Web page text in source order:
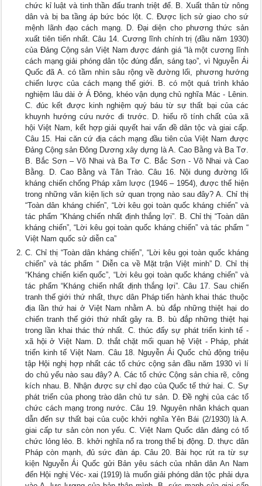
chức kỉ luật và tinh thần đấu tranh triệt để. B. Xuất thân từ nông
dân và bị ba tầng áp bức bóc lột. C. Được lịch sử giao cho sứ
mệnh lãnh đạo cách mạng. D. Đại diện cho phương thức sản
xuất tiên tiến nhất. Câu 14. Cương lĩnh chính trị (đầu năm 1930)
của Đảng Cộng sản Việt Nam được đánh giá “là một cương lĩnh
cách mạng giải phóng dân tộc đúng đắn, sáng tạo”, vì Nguyễn Ái
Quốc đã A. có tầm nhìn sâu rộng về đường lối, phương hướng
chiến lược của cách mạng thế giới. B. có một quá trình khảo
nghiệm lâu dài ở Á Đông, khéo vận dụng chủ nghĩa Mác - Lênin.
C. đúc kết được kinh nghiệm quý báu từ sự thất bại của các
khuynh hướng cứu nước đi trước. D. hiểu rõ tính chất của xã
hội Việt Nam, kết hợp giải quyết hai vấn đề dân tộc và giai cấp.
Câu 15. Hai căn cứ địa cách mạng đầu tiên của Việt Nam được
Đảng Cộng sản Đông Dương xây dựng là A. Cao Bằng và Ba Tơ.
B. Bắc Sơn – Võ Nhai và Ba Tơ C. Bắc Sơn - Võ Nhai và Cao
Bằng. D. Cao Bằng và Tân Trào. Câu 16. Nội dung đường lối
kháng chiến chống Pháp xâm lược (1946 – 1954), được thể hiện
trong những văn kiện lịch sử quan trọng nào sau đây? A. Chỉ thị
“Toàn dân kháng chiến”, “Lời kêu gọi toàn quốc kháng chiến” và
tác phẩm “Kháng chiến nhất định thắng lợi”. B. Chỉ thị “Toàn dân
kháng chiến”, “Lời kêu gọi toàn quốc kháng chiến” và tác phẩm “
Việt Nam quốc sử diễn ca”
C. Chỉ thị “Toàn dân kháng chiến”, “Lời kêu gọi toàn quốc kháng
chiến” và tác phẩm “ Diễn ca về Mặt trận Việt minh” D. Chỉ thị
“Kháng chiến kiến quốc”, “Lời kêu gọi toàn quốc kháng chiến” và
tác phẩm “Kháng chiến nhất định thắng lợi”. Câu 17. Sau chiến
tranh thế giới thứ nhất, thực dân Pháp tiến hành khai thác thuộc
địa lần thứ hai ở Việt Nam nhằm A. bù đắp những thiệt hại do
chiến tranh thế giới thứ nhất gây ra. B. bù đắp những thiệt hại
trong lần khai thác thứ nhất. C. thúc đẩy sự phát triển kinh tế -
xã hội ở Việt Nam. D. thắt chặt mối quan hệ Việt - Pháp, phát
triển kinh tế Việt Nam. Câu 18. Nguyễn Ái Quốc chủ động triệu
tập Hội nghị hợp nhất các tổ chức cộng sản đầu năm 1930 vì lí
do chủ yếu nào sau đây? A. Các tổ chức Cộng sản chia rẽ, công
kích nhau. B. Nhận được sự chỉ đạo của Quốc tế thứ hai. C. Sự
phát triển của phong trào dân chủ tư sản. D. Đề nghị của các tổ
chức cách mạng trong nước. Câu 19. Nguyên nhân khách quan
dẫn đến sự thất bại của cuộc khởi nghĩa Yên Bái (2/1930) là A.
giai cấp tư sản còn non yếu. C. Việt Nam Quốc dân đảng có tổ
chức lỏng lẻo. B. khởi nghĩa nổ ra trong thế bị động. D. thực dân
Pháp còn mạnh, đủ sức đàn áp. Câu 20. Bài học rút ra từ sự
kiện Nguyễn Ái Quốc gửi Bản yêu sách của nhân dân An Nam
đến Hội nghị Véc- xai (1919) là muốn giải phóng dân tộc phải dựa